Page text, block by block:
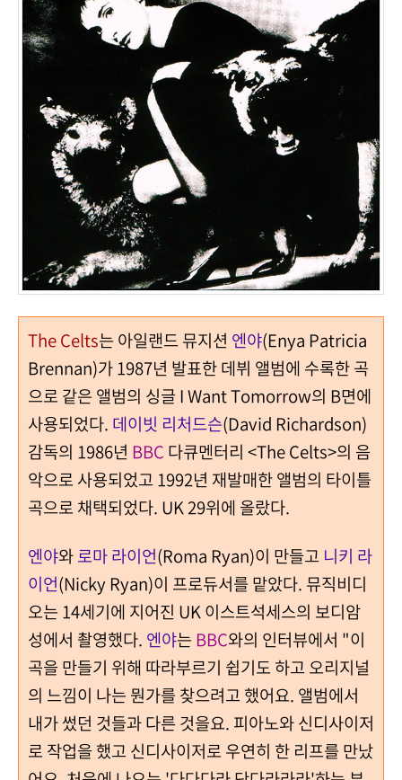
The Celts는 아일랜드 뮤지션 엔야(Enya Patricia
Brennan)가 1987년 발표한 데뷔 앨범에 수록한 곡
으로 같은 앨범의 싱글 I Want Tomorrow의 B면에
사용되었다. 데이빗 리처드슨(David Richardson)
감독의 1986년 BBC 다큐멘터리 <The Celts>의 음
악으로 사용되었고 1992년 재발매한 앨범의 타이틀
곡으로 채택되었다. UK 29위에 올랐다.
엔야와로마 라이언(Roma Ryan)이 만들고 니키 라
이언(Nicky Ryan)이 프로듀서를 맡았다. 뮤직비디
오는 14세기에 지어진 UK 이스트석세스의 보디암
성에서 촬영했다. 엔야는 BBC와의 인터뷰에서 "이
곡을 만들기 위해 따라부르기 쉽기도 하고 오리지널
의 느낌이 나는 뭔가를 찾으려고 했어요. 앨범에서
내가 썼던 것들과 다른 것을요. 피아노와 신디사이저
로 작업을 했고 신디사이저로 우연히 한 리프를 만났